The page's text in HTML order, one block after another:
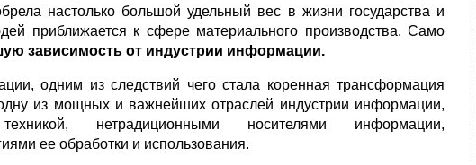
настолько большой удельный вес в жизни государства и
приближается к сфере материального производства. Само
зависимость от индустрии информации.
одним из следствий чего стала коренная трансформация
из мощных и важнейших отраслей индустрии информации,
нетрадиционными носителями информации,
ее обработки и использования.